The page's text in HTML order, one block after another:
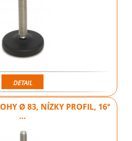
DETAIL
Ø 83, NÍZKY PROFIL, 16°
…